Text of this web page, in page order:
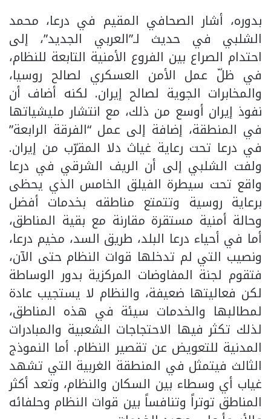
بدوره، أشار الصحافي المقيم في درعا، محمد
الشلبي في حديث لـ”العربي الجديد”، إلى
احتدام الصراع بين الفروع الأمنية التابعة للنظام،
في ظلّ عمل الأمن العسكري لصالح روسيا،
والمخابرات الجوية لصالح إيران. لكنه أضاف أن
نفوذ إيران أوسع من ذلك، مع انتشار مليشياتها
في المنطقة، إضافة إلى عمل “الفرقة الرابعة”
في درعا تحت رعاية غياث دلا المقرّب من إيران.
ولفت الشلبي إلى أن الريف الشرقي في درعا
واقع تحت سيطرة الفيلق الخامس الذي يحظى
برعاية روسية وتتمتع مناطقه بخدمات أفضل
وحالة أمنية مستقرة مقارنة مع بقية المناطق،
أما في أحياء درعا البلد، طريق السد، مخيم درعا،
ونصيب التي لم تدخلها قوات النظام حتى الآن،
فتقوم لجنة المفاوضات المركزية بدور الوساطة
لكن فعاليتها ضعيفة، والنظام لا يستجيب عادة
لمطالبها والخدمات سيئة في هذه المناطق،
لذلك تكثر فيها الاحتجاجات الشعبية والمبادرات
المدنية للتعويض عن تقصير النظام. أما النموذج
الثالث فيتمثل في المنطقة الغربية التي تشهد
غياب أي وسطاء بين السكان والنظام، وتعد أكثر
المناطق توتراً وتنافساً بين قوات النظام وحلفائه